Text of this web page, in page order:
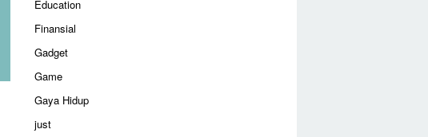
Education
Finansial
Gadget
Game
Gaya Hidup
just